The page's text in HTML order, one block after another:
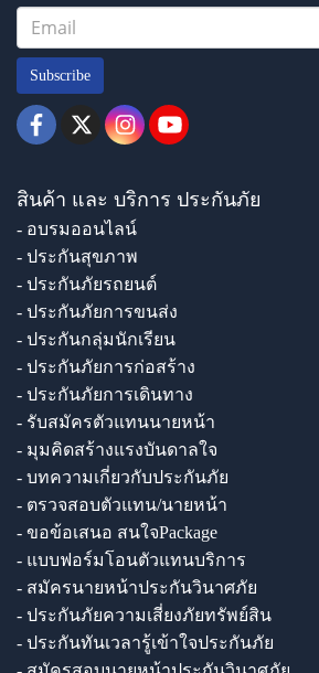
Subscribe
สินค้า และ บริการ ประกันภัย
- อบรมออนไลน์
- ประกันสุขภาพ
- ประกันภัยรถยนต์
- ประกันภัยการขนส่ง
- ประกันกลุ่มนักเรียน
- ประกันภัยการก่อสร้าง
- ประกันภัยการเดินทาง
- รับสมัครตัวแทนนายหน้า
- มุมคิดสร้างแรงบันดาลใจ
- บทความเกี่ยวกับประกันภัย
- ตรวจสอบตัวแทน/นายหน้า
- ขอข้อเสนอ สนใจPackage
- แบบฟอร์มโอนตัวแทนบริการ
- สมัครนายหน้าประกันวินาศภัย
- ประกันภัยความเสี่ยงภัยทรัพย์สิน
- ประกันทันเวลารู้เข้าใจประกันภัย